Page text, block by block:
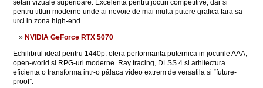
setari vizuale superioare. Excelenta pentru jocuri competitive, dar si
pentru titluri moderne unde ai nevoie de mai multa putere grafica fara sa
urci in zona high-end.
NVIDIA GeForce RTX 5070
Echilibrul ideal pentru 1440p: ofera performanta puternica in jocurile AAA,
open-world si RPG-uri moderne. Ray tracing, DLSS 4 si arhitectura
eficienta o transforma intr-o pălaca video extrem de versatila si “future-
proof”.